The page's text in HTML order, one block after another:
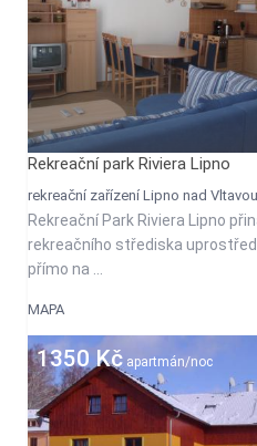
Rekreační park Riviera Lipno
rekreační zařízení Lipno nad Vltavou
Rekreační Park Riviera Lipno
rekreačního střediska
přímo na ...
MAPA
1350 Kčapartmán/noc